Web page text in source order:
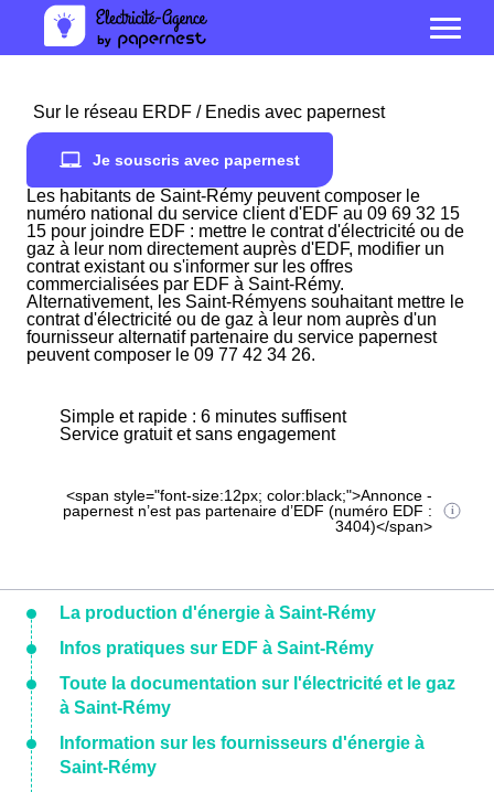
Sur le réseau ERDF / Enedis avec papernest
Je souscris avec papernest
Les habitants de Saint-Rémy peuvent composer le
numéro national du service client d'EDF au 09 69 32 15
15 pour joindre EDF : mettre le contrat d'électricité ou de
gaz à leur nom directement auprès d'EDF, modifier un
contrat existant ou s'informer sur les offres
commercialisées par EDF à Saint-Rémy.
Alternativement, les Saint-Rémyens souhaitant mettre le
contrat d'électricité ou de gaz à leur nom auprès d'un
fournisseur alternatif partenaire du service papernest
peuvent composer le 09 77 42 34 26.
Simple et rapide : 6 minutes suffisent
Service gratuit et sans engagement
<span style="font-size:12px; color:black;">Annonce -
papernest n’est pas partenaire d’EDF (numéro EDF :
3404)</span>
La production d'énergie à Saint-Rémy
Infos pratiques sur EDF à Saint-Rémy
Toute la documentation sur l'électricité et le gaz
à Saint-Rémy
Information sur les fournisseurs d'énergie à
Saint-Rémy